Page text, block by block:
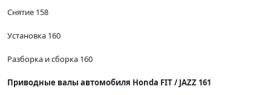
Снятие 158
Установка 160
Разборка и сборка 160
Приводные валы автомобиля Honda FIT / JAZZ 161